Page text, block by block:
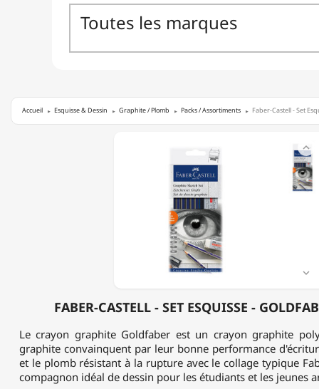
Accueil Esquisse & Dessin Graphite / Plomb Packs / Assortiments Faber-Castell - Set
FABER-CASTELL - SET ESQUISSE -


Le crayon graphite Goldfaber est un crayon graphite
graphite convainquent par leur bonne performance
et le plomb résistant à la rupture avec le collage typique
compagnon idéal de dessin pour les étudiants et les jeunes